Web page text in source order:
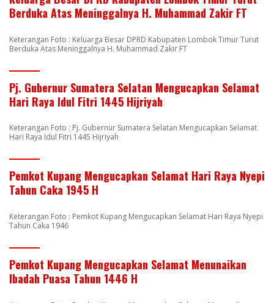
Berduka Atas Meninggalnya H. Muhammad Zakir FT
Keterangan Foto : Keluarga Besar DPRD Kabupaten Lombok Timur Turut
Berduka Atas Meninggalnya H. Muhammad Zakir FT
Pj. Gubernur Sumatera Selatan Mengucapkan Selamat
Hari Raya Idul Fitri 1445 Hijriyah
Keterangan Foto : Pj. Gubernur Sumatera Selatan Mengucapkan Selamat
Hari Raya Idul Fitri 1445 Hijriyah
Pemkot Kupang Mengucapkan Selamat Hari Raya Nyepi
Tahun Caka 1945 H
Keterangan Foto : Pemkot Kupang Mengucapkan Selamat Hari Raya Nyepi
Tahun Caka 1946
Pemkot Kupang Mengucapkan Selamat Menunaikan
Ibadah Puasa Tahun 1446 H